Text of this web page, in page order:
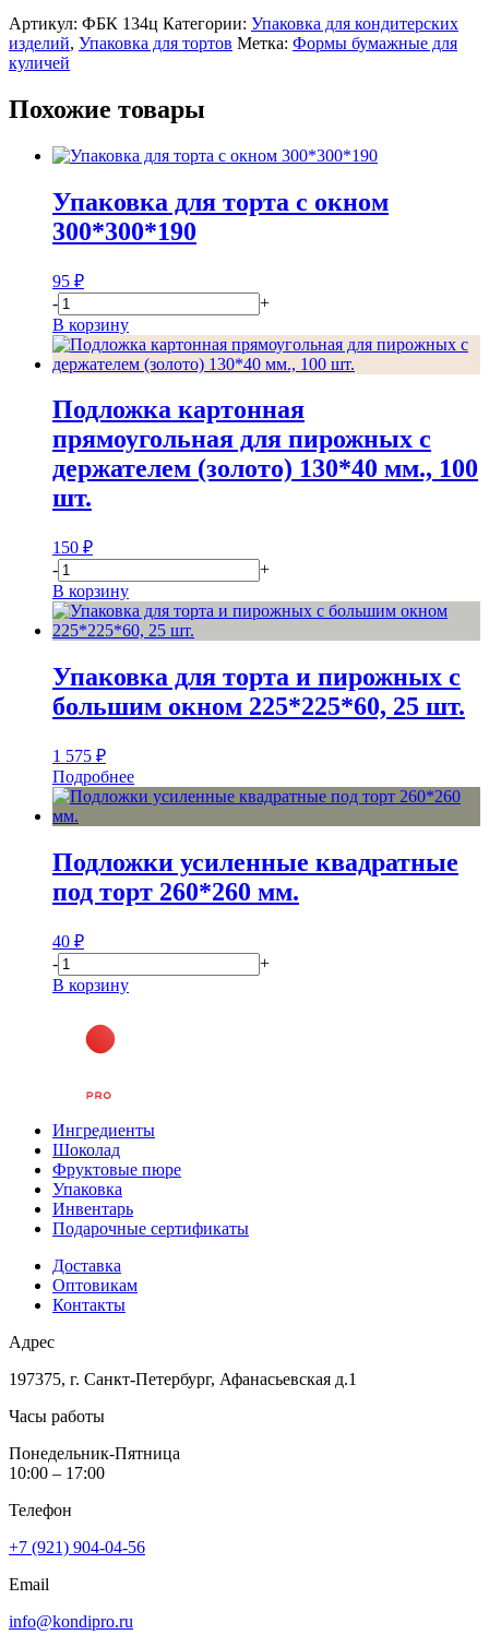
Артикул: ФБК 134ц Категории: Упаковка для кондитерских
изделий, Упаковка для тортов Метка: Формы бумажные для
куличей
Похожие товары
Упаковка для торта с окном
300*300*190
95 ₽
-
+
В корзину
Подложка картонная
прямоугольная для пирожных с
держателем (золото) 130*40 мм., 100
шт.
150 ₽
-
+
В корзину
Упаковка для торта и пирожных с
большим окном 225*225*60, 25 шт.
1 575 ₽
Подробнее
Подложки усиленные квадратные
под торт 260*260 мм.
40 ₽
-
+
В корзину
Ингредиенты
Шоколад
Фруктовые пюре
Упаковка
Инвентарь
Подарочные сертификаты
Доставка
Оптовикам
Контакты
Адрес
197375, г. Санкт-Петербург, Афанасьевская д.1
Часы работы
Понедельник-Пятница
10:00 – 17:00
Телефон
+7 (921) 904-04-56
Email
info@kondipro.ru